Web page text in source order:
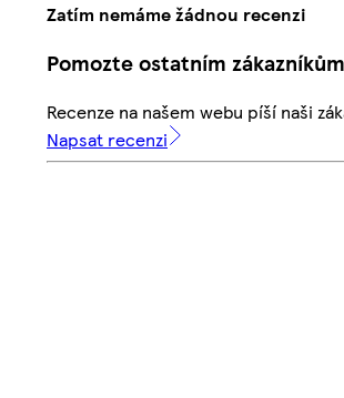
Zatím nemáme žádnou recenzi
Pomozte ostatním zákazníkům
Recenze na našem webu píší naši
Napsat recenzi